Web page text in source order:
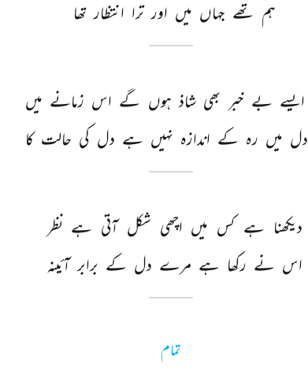
ہم تھے جہاں میں اور ترا انتظار تھا
ایسے بے خبر بھی شاذ ہوں گے اس زمانے میں
دل میں رہ کے اندازہ نہیں ہے دل کی حالت کا
دیکھنا ہے کس میں اچھی شکل آتی ہے نظر
اس نے رکھا ہے مرے دل کے برابر آئینہ
تمام